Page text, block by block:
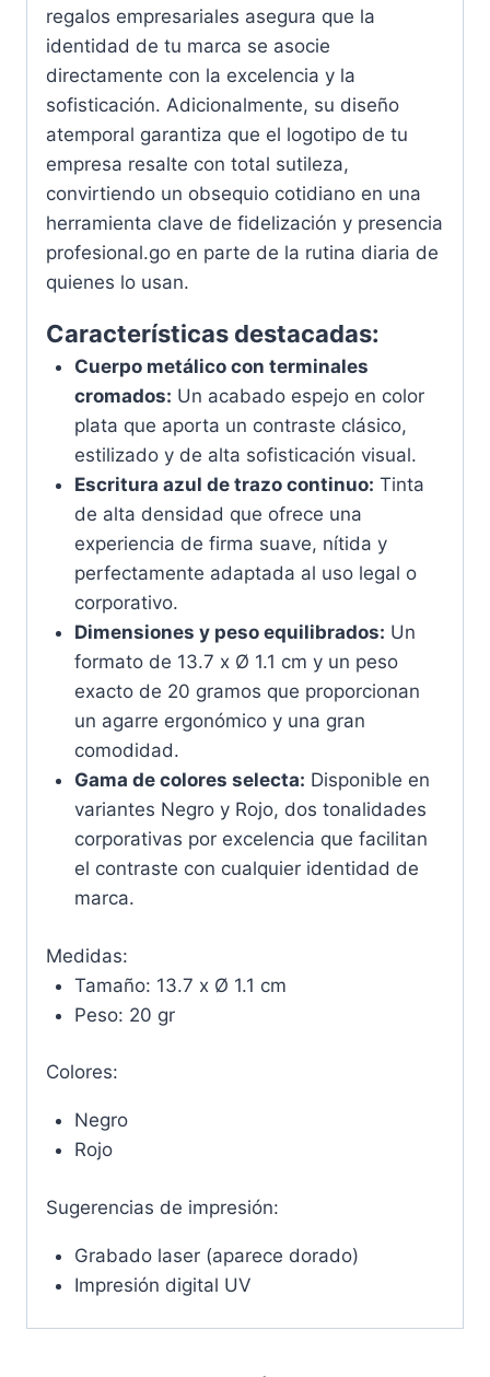
regalos empresariales asegura que la
identidad de tu marca se asocie
directamente con la excelencia y la
sofisticación. Adicionalmente, su diseño
atemporal garantiza que el logotipo de tu
empresa resalte con total sutileza,
convirtiendo un obsequio cotidiano en una
herramienta clave de fidelización y presencia
profesional.go en parte de la rutina diaria de
quienes lo usan.
Características destacadas:
Cuerpo metálico con terminales
cromados: Un acabado espejo en color
plata que aporta un contraste clásico,
estilizado y de alta sofisticación visual.
Escritura azul de trazo continuo: Tinta
de alta densidad que ofrece una
experiencia de firma suave, nítida y
perfectamente adaptada al uso legal o
corporativo.
Dimensiones y peso equilibrados: Un
formato de 13.7 x Ø 1.1 cm y un peso
exacto de 20 gramos que proporcionan
un agarre ergonómico y una gran
comodidad.
Gama de colores selecta: Disponible en
variantes Negro y Rojo, dos tonalidades
corporativas por excelencia que facilitan
el contraste con cualquier identidad de
marca.
Medidas:
Tamaño: 13.7 x Ø 1.1 cm
Peso: 20 gr
Colores:
Negro
Rojo
Sugerencias de impresión:
Grabado laser (aparece dorado)
Impresión digital UV